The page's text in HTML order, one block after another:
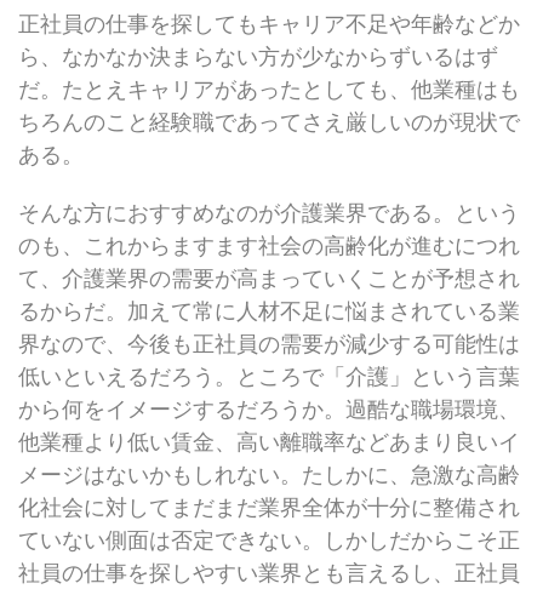
正社員の仕事を探してもキャリア不足や年齢などか
ら、なかなか決まらない方が少なからずいるはず
だ。たとえキャリアがあったとしても、他業種はも
ちろんのこと経験職であってさえ厳しいのが現状で
ある。
そんな方におすすめなのが介護業界である。という
のも、これからますます社会の高齢化が進むにつれ
て、介護業界の需要が高まっていくことが予想され
るからだ。加えて常に人材不足に悩まされている業
界なので、今後も正社員の需要が減少する可能性は
低いといえるだろう。ところで「介護」という言葉
から何をイメージするだろうか。過酷な職場環境、
他業種より低い賃金、高い離職率などあまり良いイ
メージはないかもしれない。たしかに、急激な高齢
化社会に対してまだまだ業界全体が十分に整備され
ていない側面は否定できない。しかしだからこそ正
社員の仕事を探しやすい業界とも言えるし、正社員